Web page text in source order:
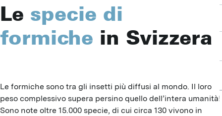
Le specie di
formiche in Svizzera
Le formiche sono tra gli insetti più diffusi al mondo. Il loro
peso complessivo supera persino quello dell’intera umanità!
Sono note oltre 15.000 specie, di cui circa 130 vivono in